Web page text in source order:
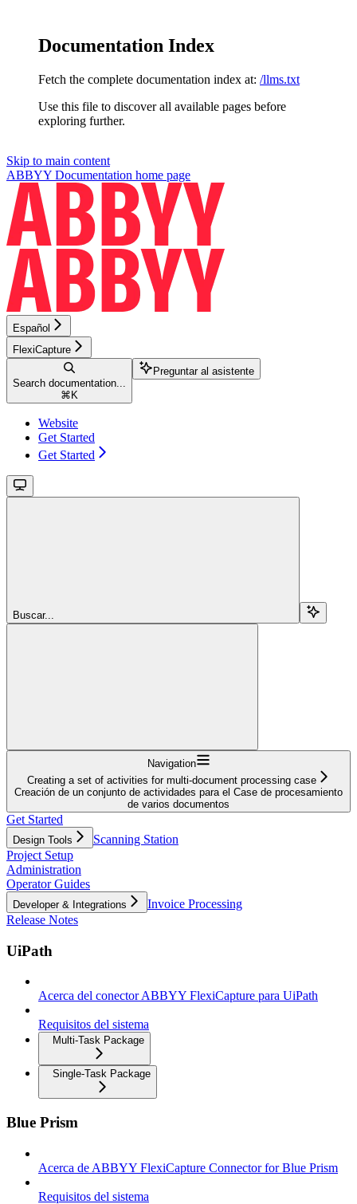
Documentation Index
Fetch the complete documentation index at: /llms.txt
Use this file to discover all available pages before
exploring further.
Skip to main content
ABBYY Documentation home page
Español
FlexiCapture
Search documentation...
⌘ K
Preguntar al asistente
Website
Get Started
Get Started
Buscar...
Navigation
Creating a set of activities for multi-document processing case
Creación de un conjunto de actividades para el Case de procesamiento
de varios documentos
Get Started
Design Tools
Scanning Station
Project Setup
Administration
Operator Guides
Developer & Integrations
Invoice Processing
Release Notes
UiPath
Acerca del conector ABBYY FlexiCapture para UiPath
Requisitos del sistema
Multi-Task Package
Single-Task Package
Blue Prism
Acerca de ABBYY FlexiCapture Connector for Blue Prism
Requisitos del sistema